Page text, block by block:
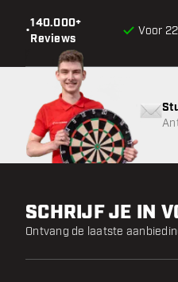
•
140.000+
Reviews
Voor
SCHRIJF JE IN
Ontvang de laatste